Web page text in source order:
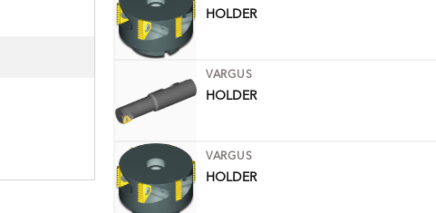
HOLDER
VARGUS
HOLDER
VARGUS
HOLDER